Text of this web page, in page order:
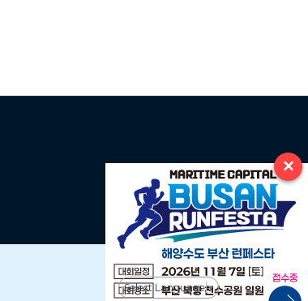
Select Language ▼
×